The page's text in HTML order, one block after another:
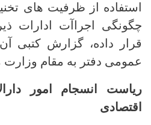
استفاده از ظرفیت های
چگونگی اجراآت ادارات
قرار داده، گزارش کتبی
عمومی دفتر به مقام وزارت
ریاست انسجام امور
اقتصادی